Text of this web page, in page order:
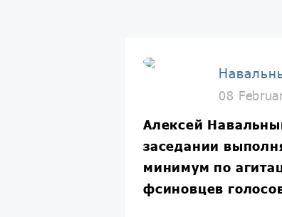
08
Алексей
заседании
минимум по
фсиновцев